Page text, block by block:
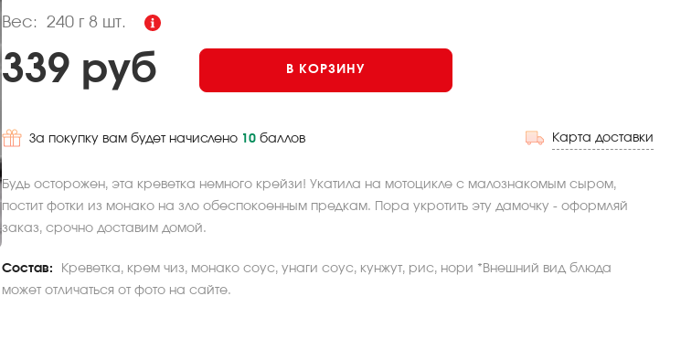
Вес: 240 г8 шт.
339 руб В КОРЗИНУ
За покупку вам будет начислено 10 баллов Карта доставки
Будь осторожен, эта креветка немного крейзи! Укатила на мотоцикле с малознакомым сыром,
постит фотки из монако на зло обеспокоенным предкам. Пора укротить эту дамочку - оформляй
заказ, срочно доставим домой.
Состав:
Креветка, крем чиз, монако соус, унаги соус, кунжут, рис, нори *Внешний вид блюда
может отличаться от фото на сайте.